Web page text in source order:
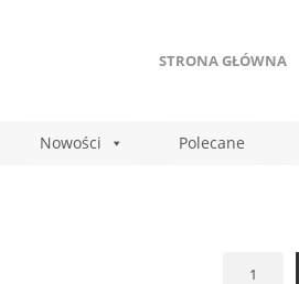
STRONA GŁÓWNA
Nowości Polecane